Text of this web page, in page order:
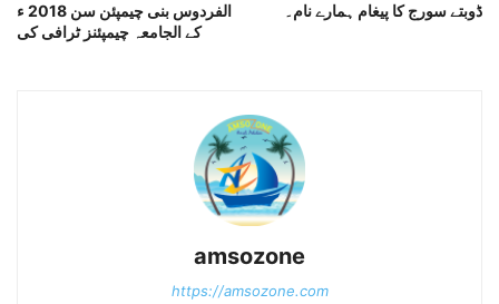
الفردوس بنی چیمپئن سن 2018 ء
کے الجامعہ چیمپئنز ٹرافی کی
ڈوبتے سورج کا پیغام ہمارے نام۔
amsozone
https://amsozone.com